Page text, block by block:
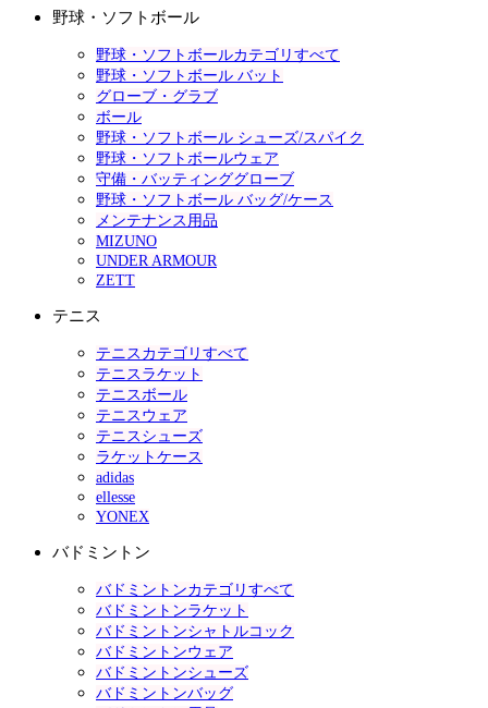
野球・ソフトボール
野球・ソフトボールカテゴリすべて
野球・ソフトボール バット
グローブ・グラブ
ボール
野球・ソフトボール シューズ/スパイク
野球・ソフトボールウェア
守備・バッティンググローブ
野球・ソフトボール バッグ/ケース
メンテナンス用品
MIZUNO
UNDER ARMOUR
ZETT
テニス
テニスカテゴリすべて
テニスラケット
テニスボール
テニスウェア
テニスシューズ
ラケットケース
adidas
ellesse
YONEX
バドミントン
バドミントンカテゴリすべて
バドミントンラケット
バドミントンシャトルコック
バドミントンウェア
バドミントンシューズ
バドミントンバッグ